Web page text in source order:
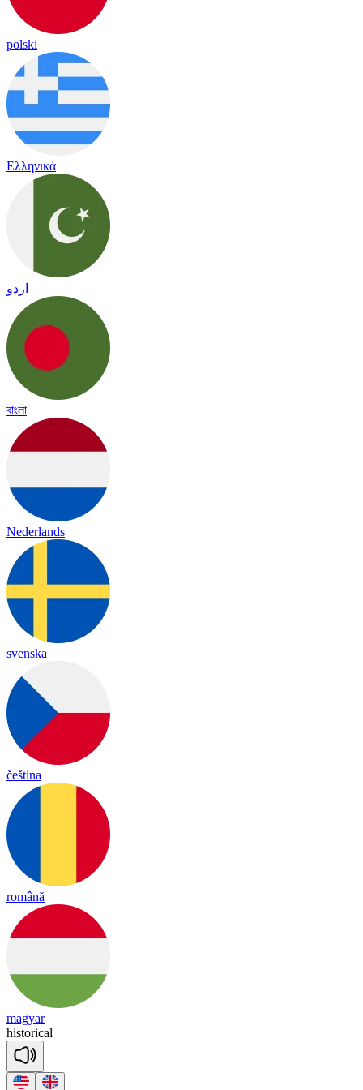
polski
Ελληνικά
اردو
বাংলা
Nederlands
svenska
čeština
română
magyar
historical